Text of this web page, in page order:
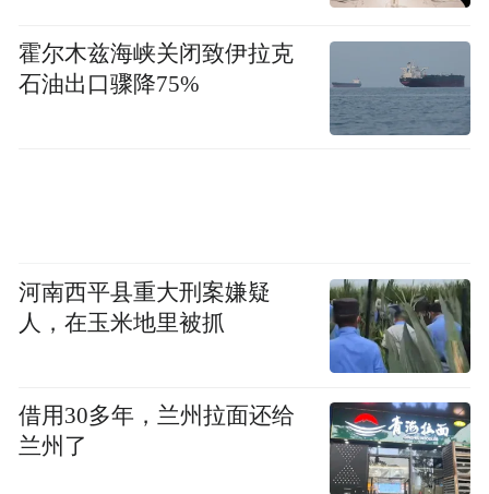
霍尔木兹海峡关闭致伊拉克
石油出口骤降75%
河南西平县重大刑案嫌疑
人，在玉米地里被抓
借用30多年，兰州拉面还给
兰州了